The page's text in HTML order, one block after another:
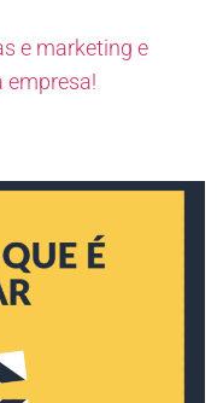
e marketing e
empresa!